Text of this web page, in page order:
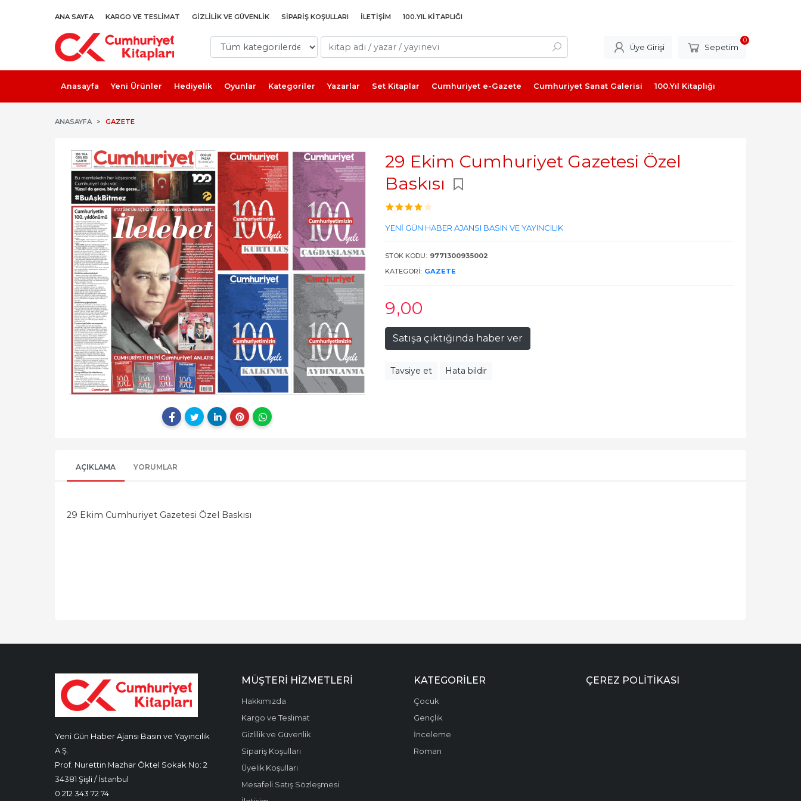
ANA SAYFA KARGO VE TESLIMAT GIZLILIK VE GÜVENLIK SIPARIŞ KOŞULLARI İLETIŞIM 100.YIL KITAPLIĞI
Üye Girişi Sepetim
0
Anasayfa Yeni Ürünler Hediyelik Oyunlar Kategoriler Yazarlar Set Kitaplar Cumhuriyet e-Gazete Cumhuriyet Sanat Galerisi 100.Yıl Kitaplığı
ANASAYFA GAZETE
29 Ekim Cumhuriyet Gazetesi Özel
Baskısı
YENİ GÜN HABER AJANSI BASIN VE YAYINCILIK
STOK KODU: 9771300935002
KATEGORI: GAZETE
9,00
Satışa çıktığında haber ver
Tavsiye et Hata bildir
AÇIKLAMA YORUMLAR
29 Ekim Cumhuriyet Gazetesi Özel Baskısı
Yeni Gün Haber Ajansı Basın ve Yayıncılık
A.Ş.
Prof. Nurettin Mazhar Öktel Sokak No: 2
34381 Şişli / İstanbul
0 212 343 72 74
MÜŞTERI HIZMETLERI
Hakkımızda
Kargo ve Teslimat
Gizlilik ve Güvenlik
Sipariş Koşulları
Üyelik Koşulları
Mesafeli Satış Sözleşmesi
KATEGORILER
Çocuk
Gençlik
İnceleme
Roman
ÇEREZ POLITIKASI